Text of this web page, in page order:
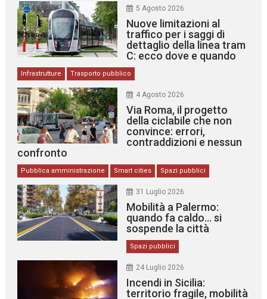
5 Agosto 2026
Nuove limitazioni al
traffico per i saggi di
dettaglio della linea tram
C: ecco dove e quando
Infrastrutture Trasporto pubblico
4 Agosto 2026
Via Roma, il progetto
della ciclabile che non
convince: errori,
contraddizioni e nessun
confronto
Pubblica amministrazione Smart cities Spazi pubblici
31 Luglio 2026
Mobilità a Palermo:
quando fa caldo… si
sospende la città
Spazi pubblici
24 Luglio 2026
Incendi in Sicilia:
territorio fragile, mobilità